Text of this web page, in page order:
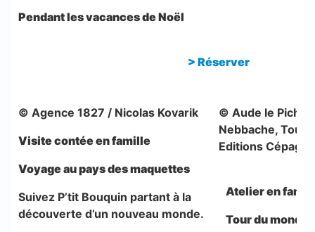
Pendant les vacances de Noël
> Réserver
© Agence 1827 / Nicolas Kovarik
Visite contée en famille
Voyage au pays des maquettes
Suivez P’tit Bouquin partant à la
découverte d’un nouveau monde.
© Aude le
Nebbache,
Editions
Atelier en
Tour du monde